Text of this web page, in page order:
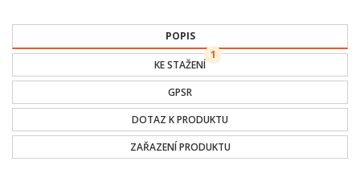
POPIS
KE STAŽENÍ
1
GPSR
DOTAZ K PRODUKTU
ZAŘAZENÍ PRODUKTU